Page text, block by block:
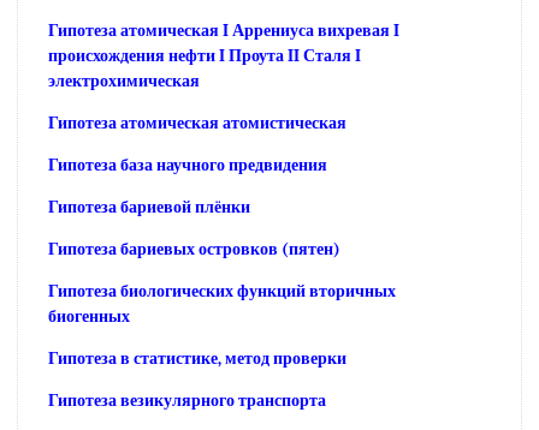
Гипотеза атомическая I Аррениуса вихревая I
происхождения нефти I Проута II Сталя I
электрохимическая
Гипотеза атомическая атомистическая
Гипотеза база научного предвидения
Гипотеза бариевой плёнки
Гипотеза бариевых островков (пятен)
Гипотеза биологических функций вторичных
биогенных
Гипотеза в статистике, метод проверки
Гипотеза везикулярного транспорта